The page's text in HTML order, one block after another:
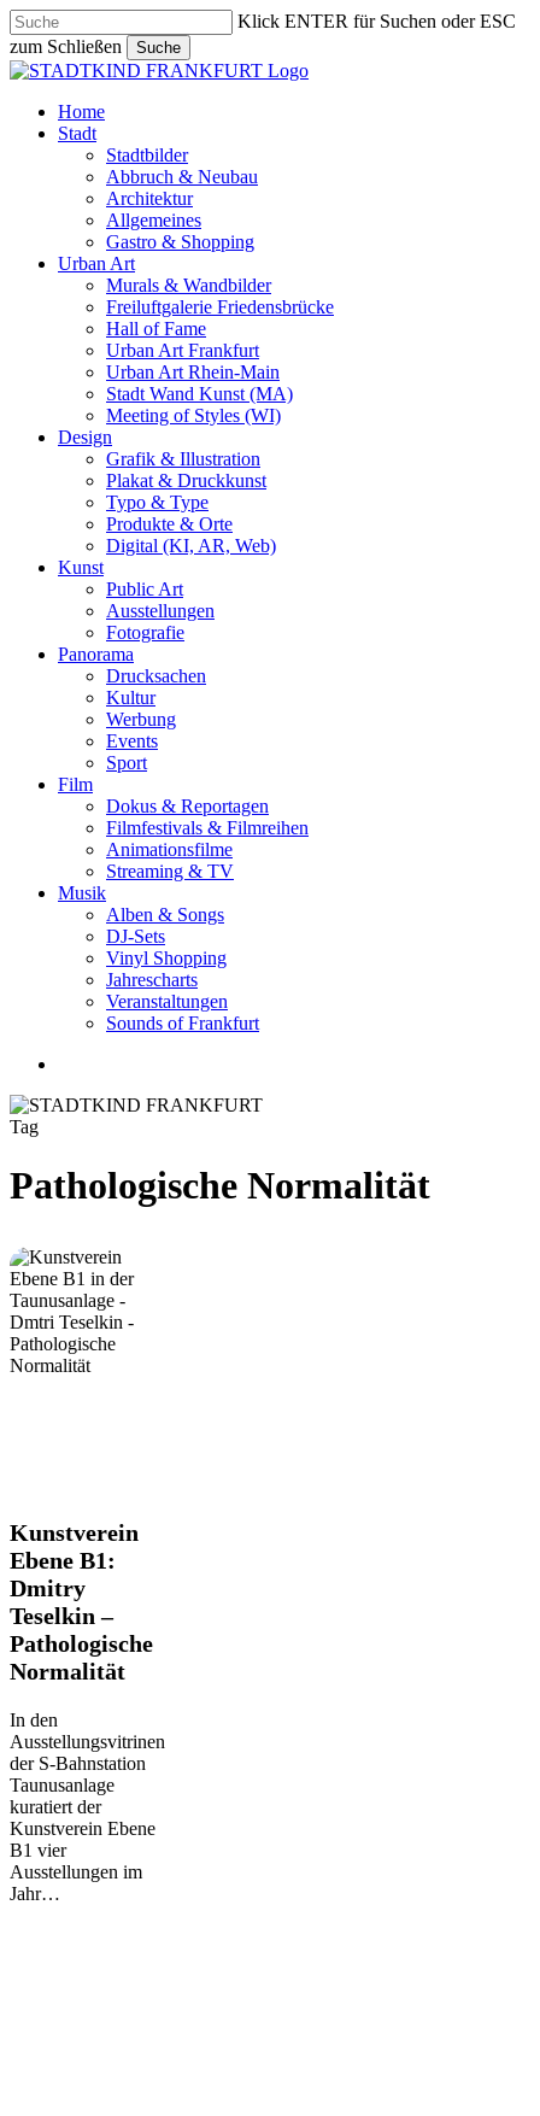
Skip
to
main
content
Klick ENTER für Suchen oder ESC
zum Schließen
Suche
Close
search
Menu
Home
Stadt
Stadtbilder
Abbruch & Neubau
Architektur
Allgemeines
Gastro & Shopping
Urban Art
Murals & Wandbilder
Freiluftgalerie Friedensbrücke
Hall of Fame
Urban Art Frankfurt
Urban Art Rhein-Main
Stadt Wand Kunst (MA)
Meeting of Styles (WI)
Design
Grafik & Illustration
Plakat & Druckkunst
Typo & Type
Produkte & Orte
Digital (KI, AR, Web)
Kunst
Public Art
Ausstellungen
Fotografie
Panorama
Drucksachen
Kultur
Werbung
Events
Sport
Film
Dokus & Reportagen
Filmfestivals & Filmreihen
Animationsfilme
Streaming & TV
Musik
Alben & Songs
DJ-Sets
Vinyl Shopping
Jahrescharts
Veranstaltungen
Sounds of Frankfurt
Tag
Pathologische Normalität
Kunstverein
Ebene
B1:
Dmitry
Teselkin
–
Pathologische
Normalität
Kunstverein
Ebene B1:
Dmitry
Teselkin –
Pathologische
Normalität
In den
Ausstellungsvitrinen
der S-Bahnstation
Taunusanlage
kuratiert der
Kunstverein Ebene
B1 vier
Ausstellungen im
Jahr…